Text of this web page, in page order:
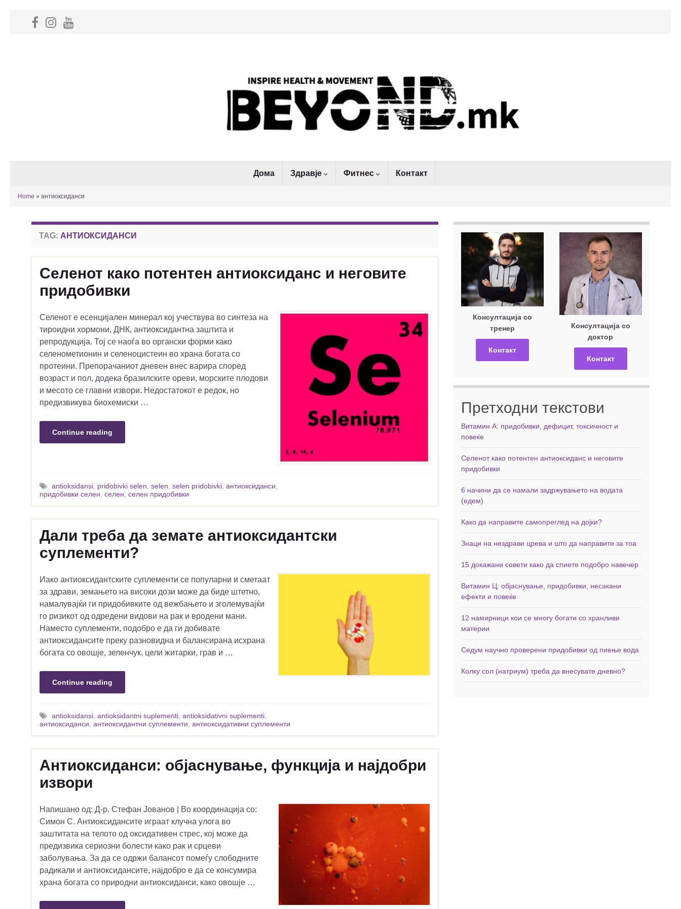
Дома Здравје Фитнес Контакт
Home » антиоксиданси
TAG: АНТИОКСИДАНСИ
Селенот како потентен антиоксиданс и неговите
придобивки
Селенот е есенцијален минерал кој учествува во синтеза на
тироидни хормони, ДНК, антиоксидантна заштита и
репродукција. Тој се наоѓа во органски форми како
селенометионин и селеноцистеин во храна богата со
протеини. Препорачаниот дневен внес варира според
возраст и пол, додека бразилските ореви, морските плодови
и месото се главни извори. Недостатокот е редок, но
предизвикува биохемиски …
Continue reading
antioksidansi pridobivki selen selen selen pridobivki антиоксиданси
придобивки селен селен селен придобивки
Дали треба да земате антиоксидантски
суплементи?
Иако антиоксидантските суплементи се популарни и сметаат
за здрави, земањето на високи дози може да биде штетно,
намалувајќи ги придобивките од вежбањето и зголемувајќи
го ризикот од одредени видови на рак и вродени мани.
Наместо суплементи, подобро е да ги добивате
антиоксидансите преку разновидна и балансирана исхрана
богата со овошје, зеленчук, цели житарки, грав и …
Continue reading
antioksidansi antioksidantni suplementi antioksidativni suplementi
антиоксиданси антиоксидантни суплементи антиоксидативни суплементи
Антиоксиданси: објаснување, функција и најдобри
извори
Напишано од: Д-р. Стефан Јованов | Во координација со:
Симон С. Антиоксидансите играат клучна улога во
заштитата на телото од оксидативен стрес, кој може да
предизвика сериозни болести како рак и срцеви
заболувања. За да се одржи балансот помеѓу слободните
радикали и антиоксидансите, најдобро е да се консумира
храна богата со природни антиоксиданси, како овошје …
Консултација со
тренер
Контакт
Консултација со
доктор
Контакт
Претходни текстови
Витамин А: придобивки, дефицит, токсичност и
повеќе
Селенот како потентен антиоксиданс и неговите
придобивки
6 начини да се намали задржувањето на водата
(едем)
Како да направите самопреглед на дојки?
Знаци на нездрави црева и што да направите за тоа
15 докажани совети како да спиете подобро навечер
Витамин Ц: објаснување, придобивки, несакани
ефекти и повеќе
12 намирници кои се многу богати со хранливи
материи
Седум научно проверени придобивки од пиење вода
Колку сол (натриум) треба да внесувате дневно?